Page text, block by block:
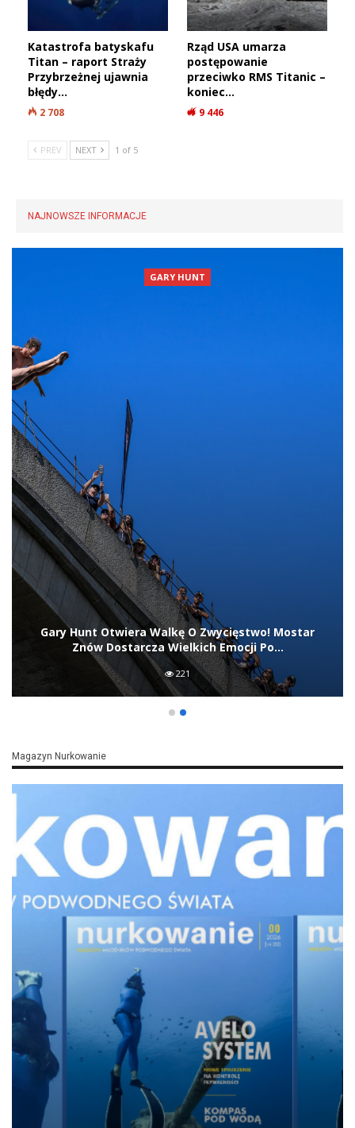
Katastrofa batyskafu
Titan – raport Straży
Przybrzeżnej ujawnia
błędy…
2 708
Rząd USA umarza
postępowanie
przeciwko RMS Titanic –
koniec…
9 446
PREV NEXT 1 of 5
NAJNOWSZE INFORMACJE
GARY HUNT
Gary Hunt Otwiera Walkę O Zwycięstwo! Mostar
Znów Dostarcza Wielkich Emocji Po…
221
Magazyn Nurkowanie